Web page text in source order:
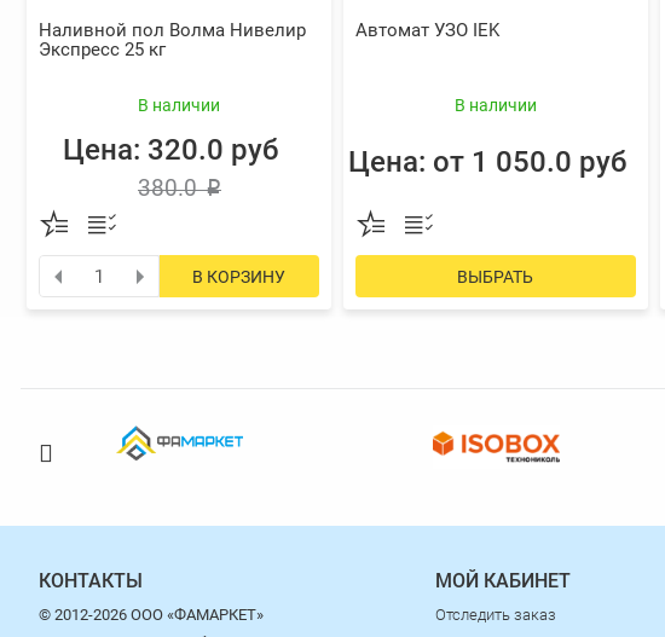
Наливной пол Волма Нивелир
Экспресс 25 кг
В наличии
Цена: 320.0 руб
380.0 p
В КОРЗИНУ
Автомат УЗО IEK
В наличии
Цена: от 1 050.0 руб
ВЫБРАТЬ
КОНТАКТЫ
© 2012-2026 ООО «ФАМАРКЕТ»
МОЙ КАБИНЕТ
Отследить заказ